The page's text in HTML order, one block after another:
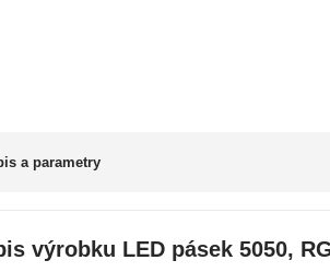
a parametry
výrobku LED pásek 5050,